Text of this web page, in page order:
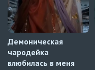
Демоническая
чародейка
влюбилась в меня